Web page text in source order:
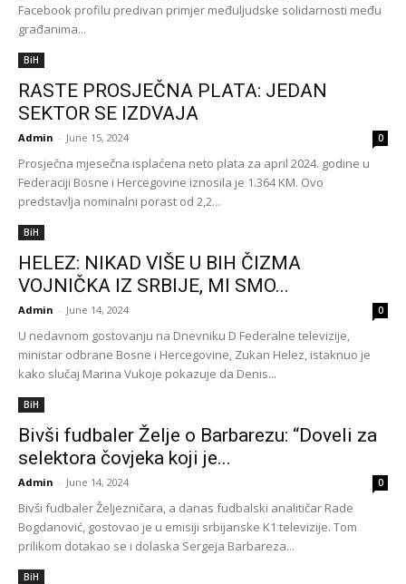
Facebook profilu predivan primjer međuljudske solidarnosti među
građanima...
BiH
RASTE PROSJEČNA PLATA: JEDAN
SEKTOR SE IZDVAJA
Admin - June 15, 2024 0
Prosječna mjesečna isplaćena neto plata za april 2024. godine u
Federaciji Bosne i Hercegovine iznosila je 1.364 KM. Ovo
predstavlja nominalni porast od 2,2...
BiH
HELEZ: NIKAD VIŠE U BIH ČIZMA
VOJNIČKA IZ SRBIJE, MI SMO...
Admin - June 14, 2024 0
U nedavnom gostovanju na Dnevniku D Federalne televizije,
ministar odbrane Bosne i Hercegovine, Zukan Helez, istaknuo je
kako slučaj Marina Vukoje pokazuje da Denis...
BiH
Bivši fudbaler Želje o Barbarezu: “Doveli za
selektora čovjeka koji je...
Admin - June 14, 2024 0
Bivši fudbaler Željezničara, a danas fudbalski analitičar Rade
Bogdanović, gostovao je u emisiji srbijanske K1 televizije. Tom
prilikom dotakao se i dolaska Sergeja Barbareza...
BiH